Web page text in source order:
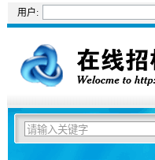
用户: